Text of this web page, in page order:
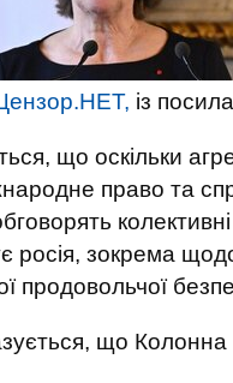
із
що оскільки
право та
росія, зокрема
продовольчої
що Колонна